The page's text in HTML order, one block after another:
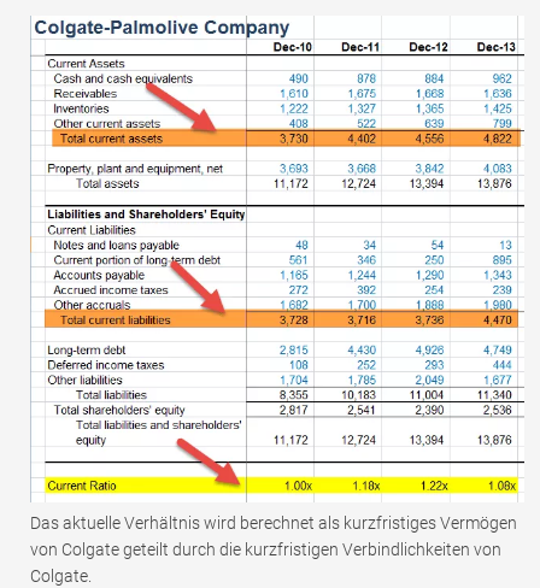
Das aktuelle Verhältnis wird berechnet als kurzfristiges Vermögen
von Colgate geteilt durch die kurzfristigen Verbindlichkeiten von
Colgate.